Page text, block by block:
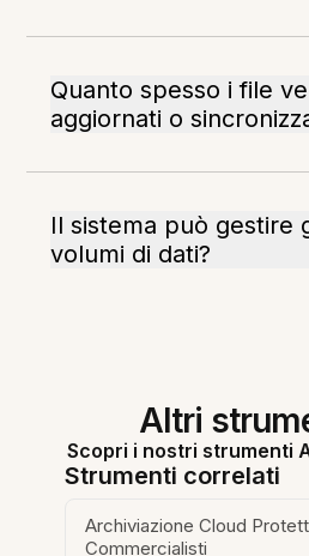
Quanto spesso i file
aggiornati o
Il sistema può gestire
volumi di dati?
Altri
Scopri i nostri strumenti
Strumenti correlati
Archiviazione Cloud
Commercialisti